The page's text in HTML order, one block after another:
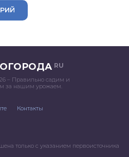
RU
– Правильно садим и
за нашим урожаем.
Контакты
только с указанием первоисточника